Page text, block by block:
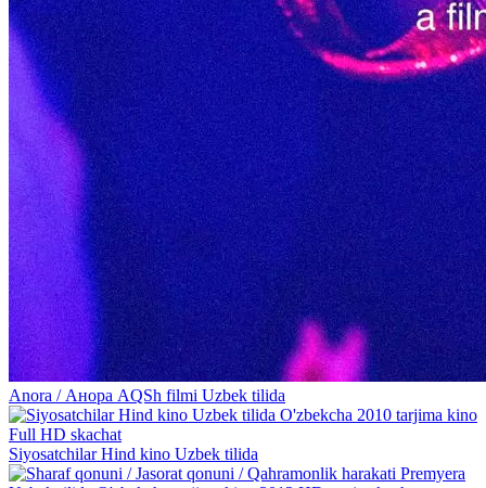
Anora / Анора AQSh filmi Uzbek tilida
Siyosatchilar Hind kino Uzbek tilida